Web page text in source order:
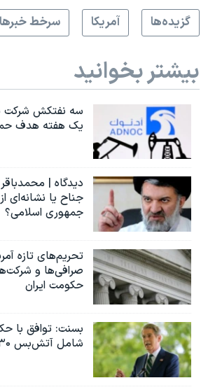
گزيده‌ها
آمريکا سرخط خبرها
بیشتر بخوانید
سه نفتکش شرکت
یک هفته هدف
دیدگاه |
جناح یا نشانه‌ای
جمهوری اسلامی؟
تحریم‌های تازه
صرافی‌ها و
حکومت ایران
بسنت: توافق با
شامل آتش‌بس ۳۰ تا ۶۰ روزه باشد